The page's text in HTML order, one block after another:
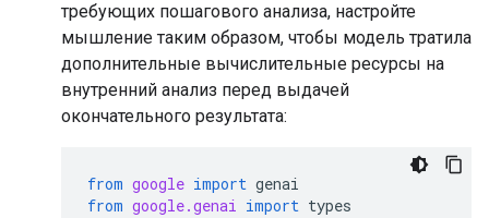
требующих пошагового анализа, настройте
мышление таким образом, чтобы модель тратила
дополнительные вычислительные ресурсы на
внутренний анализ перед выдачей
окончательного результата:
from google import genai
from google.genai import types